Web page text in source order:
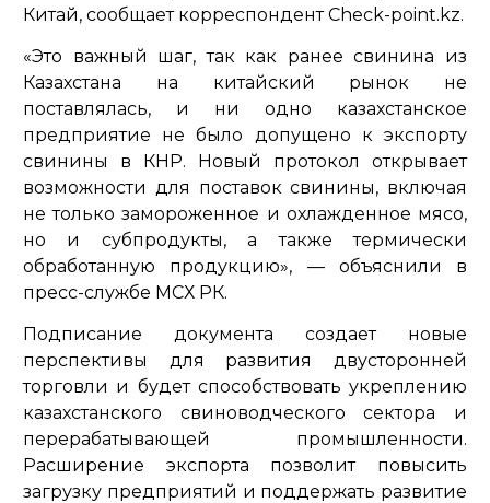
Китай, сообщает корреспондент Check-point.kz.
«Это важный шаг, так как ранее свинина из
Казахстана на китайский рынок не
поставлялась, и ни одно казахстанское
предприятие не было допущено к экспорту
свинины в КНР. Новый протокол открывает
возможности для поставок свинины, включая
не только замороженное и охлажденное мясо,
но и субпродукты, а также термически
обработанную продукцию», — объяснили в
пресс-службе МСХ РК.
Подписание документа создает новые
перспективы для развития двусторонней
торговли и будет способствовать укреплению
казахстанского свиноводческого сектора и
перерабатывающей промышленности.
Расширение экспорта позволит повысить
загрузку предприятий и поддержать развитие